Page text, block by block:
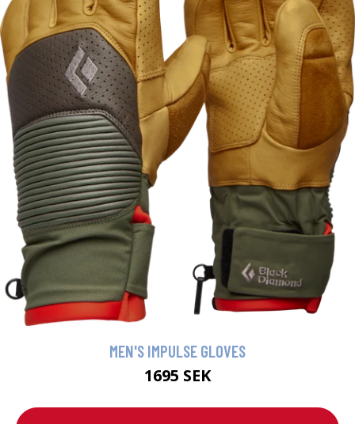
MEN'S IMPULSE GLOVES
1695 SEK